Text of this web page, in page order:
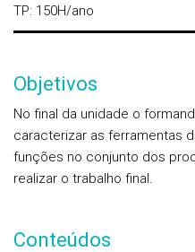
TP: 150H/ano
Objetivos
No final da unidade o
caracterizar as ferramentas
funções no conjunto dos
realizar o trabalho final.
Conteúdos